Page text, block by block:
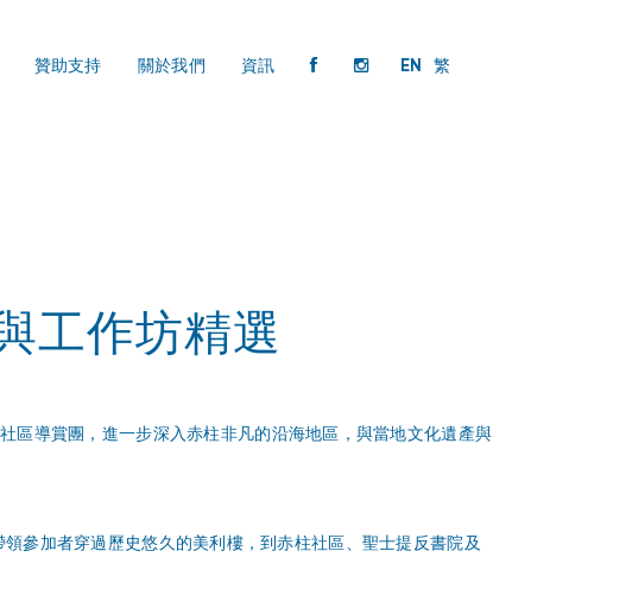
贊助支持 關於我們 資訊 EN 繁
工作坊精選
區導賞團，進一步深入赤柱非凡的沿海地區，與當地文化遺產與
參加者穿過歷史悠久的美利樓，到赤柱社區、聖士提反書院及